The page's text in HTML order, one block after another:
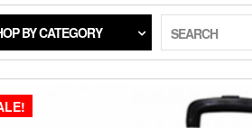
BY CATEGORY SEARCH